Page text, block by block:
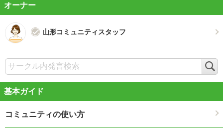
オーナー
山形コミュニティスタッフ
索
基本ガイド
コミュニティの使い方